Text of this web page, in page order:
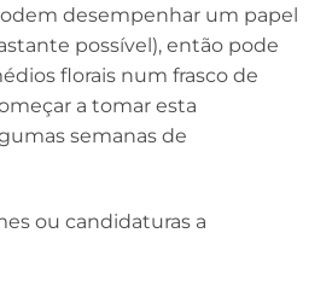
desempenhar um papel
possível), então pode
florais num frasco de
a tomar esta
semanas de
ou candidaturas a